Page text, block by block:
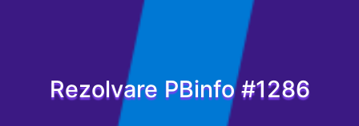
Rezolvare PBinfo #1286